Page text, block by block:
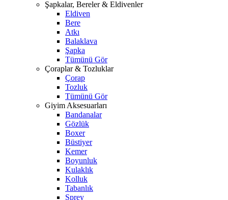
Şapkalar, Bereler & Eldivenler
Eldiven
Bere
Atkı
Balaklava
Şapka
Tümünü Gör
Çoraplar & Tozluklar
Çorap
Tozluk
Tümünü Gör
Giyim Aksesuarları
Bandanalar
Gözlük
Boxer
Büstiyer
Kemer
Boyunluk
Kulaklık
Kolluk
Tabanlık
Sprey